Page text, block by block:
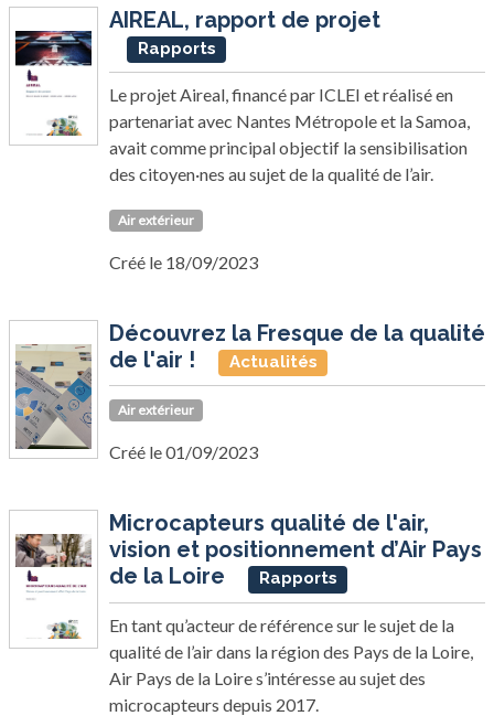
AIREAL, rapport de projet
Rapports
Le projet Aireal, financé par ICLEI et réalisé en
partenariat avec Nantes Métropole et la Samoa,
avait comme principal objectif la sensibilisation
des citoyen·nes au sujet de la qualité de l’air.
Air extérieur
Créé le 18/09/2023
Découvrez la Fresque de la qualité
de l'air !
Actualités
Air extérieur
Créé le 01/09/2023
Microcapteurs qualité de l'air,
vision et positionnement d’Air Pays
de la Loire
Rapports
En tant qu’acteur de référence sur le sujet de la
qualité de l’air dans la région des Pays de la Loire,
Air Pays de la Loire s’intéresse au sujet des
microcapteurs depuis 2017.